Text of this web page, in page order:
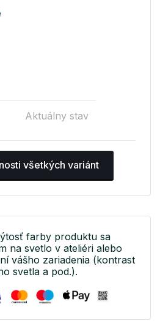
Aktuálny stav
všetkých variánt
farby produktu sa
na svetlo v ateliéri alebo
vášho zariadenia (kontrast
svetla a pod.).